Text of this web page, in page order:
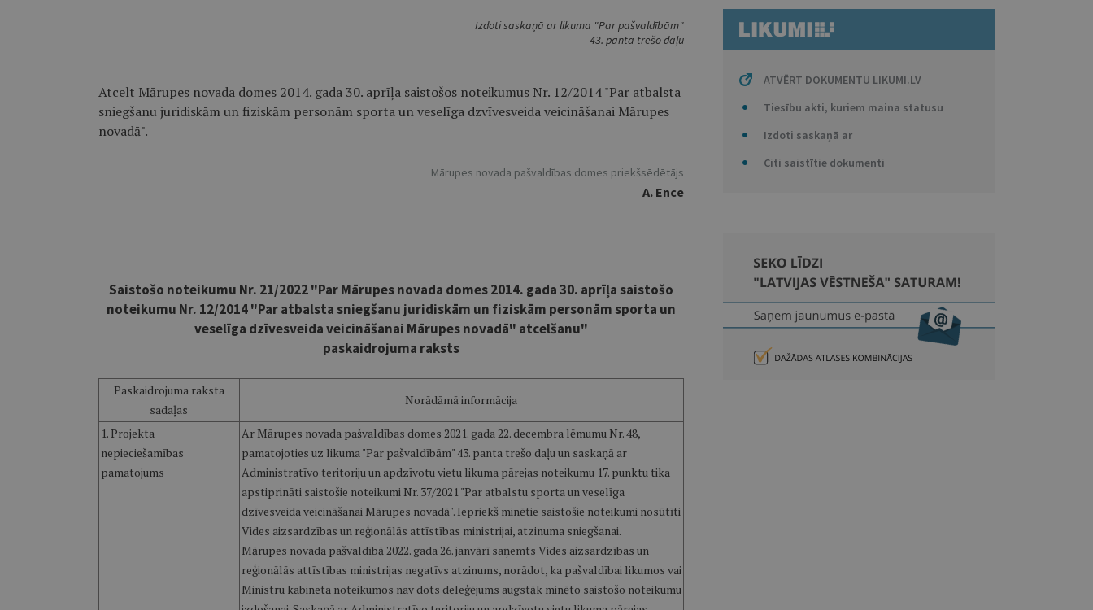
ATVĒRT DOKUMENTU LIKUMI.LV
Tiesību akti, kuriem maina statusu
Izdoti saskaņā ar
Citi saistītie dokumenti
Izdoti saskaņā ar likuma "Par pašvaldībām"
43. panta trešo daļu
Atcelt Mārupes novada domes 2014. gada 30. aprīļa saistošos noteikumus Nr. 12/2014 "Par atbalsta
sniegšanu juridiskām un fiziskām personām sporta un veselīga dzvīvesveida veicināšanai Mārupes
novadā".
Mārupes novada pašvaldības domes priekšsēdētājs
A. Ence
Saistošo noteikumu Nr. 21/2022 "Par Mārupes novada domes 2014. gada 30. aprīļa saistošo
noteikumu Nr. 12/2014 "Par atbalsta sniegšanu juridiskām un fiziskām personām sporta un
veselīga dzīvesveida veicināšanai Mārupes novadā" atcelšanu"
paskaidrojuma raksts
Paskaidrojuma raksta
sadaļas
Norādāmā informācija
1. Projekta
nepieciešamības
pamatojums
Ar Mārupes novada pašvaldības domes 2021. gada 22. decembra lēmumu Nr. 48,
pamatojoties uz likuma "Par pašvaldībām" 43. panta trešo daļu un saskaņā ar
Administratīvo teritoriju un apdzīvotu vietu likuma pārejas noteikumu 17. punktu tika
apstiprināti saistošie noteikumi Nr. 37/2021 "Par atbalstu sporta un veselīga
dzīvesveida veicināšanai Mārupes novadā". Iepriekš minētie saistošie noteikumi nosūtīti
Vides aizsardzības un reģionālās attīstības ministrijai, atzinuma sniegšanai.
Mārupes novada pašvaldībā 2022. gada 26. janvārī saņemts Vides aizsardzības un
reģionālās attīstības ministrijas negatīvs atzinums, norādot, ka pašvaldībai likumos vai
Ministru kabineta noteikumos nav dots deleģējums augstāk minēto saistošo noteikumu